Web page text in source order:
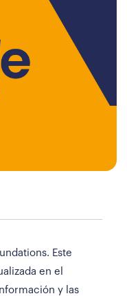
Este
en el
y las